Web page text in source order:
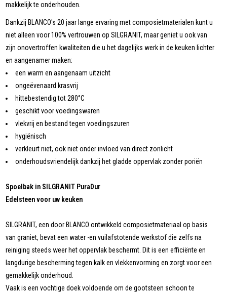
makkelijk te onderhouden.
Dankzij BLANCO's 20 jaar lange ervaring met composietmaterialen kunt u
niet alleen voor 100% vertrouwen op SILGRANIT, maar geniet u ook van
zijn onovertroffen kwaliteiten die u het dagelijks werk in de keuken lichter
en aangenamer maken:
een warm en aangenaam uitzicht
ongeëvenaard krasvrij
hittebestendig tot 280°C
geschikt voor voedingswaren
vlekvrij en bestand tegen voedingszuren
hygiënisch
verkleurt niet, ook niet onder invloed van direct zonlicht
onderhoudsvriendelijk dankzij het gladde oppervlak zonder poriën
Spoelbak in SILGRANIT PuraDur
Edelsteen voor uw keuken
SILGRANIT, een door BLANCO ontwikkeld composietmateriaal op basis
van graniet, bevat een water -en vuilafstotende werkstof die zelfs na
reiniging steeds weer het oppervlak beschermt. Dit is een efficiënte en
langdurige bescherming tegen kalk en vlekkenvorming en zorgt voor een
gemakkelijk onderhoud.
Vaak is een vochtige doek voldoende om de gootsteen schoon te